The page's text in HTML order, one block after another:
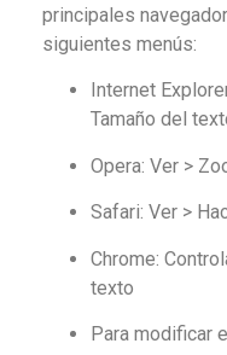
principales
siguientes menús:
Internet
Tamaño del
Opera: Ver >
Safari: Ver >
Chrome:
texto
Para modificar